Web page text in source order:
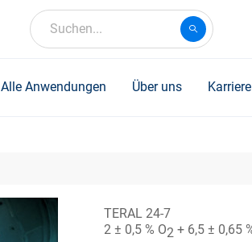
Suchen...
Alle Anwendungen Über uns Karriere
TERAL 24-7
2 ± 0,5 % O2 + 6,5 ± 0,65